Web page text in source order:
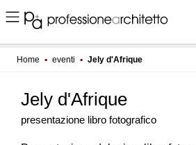
Home ▪ eventi ▪ Jely d'Afrique
Jely d'Afrique
presentazione libro fotografico